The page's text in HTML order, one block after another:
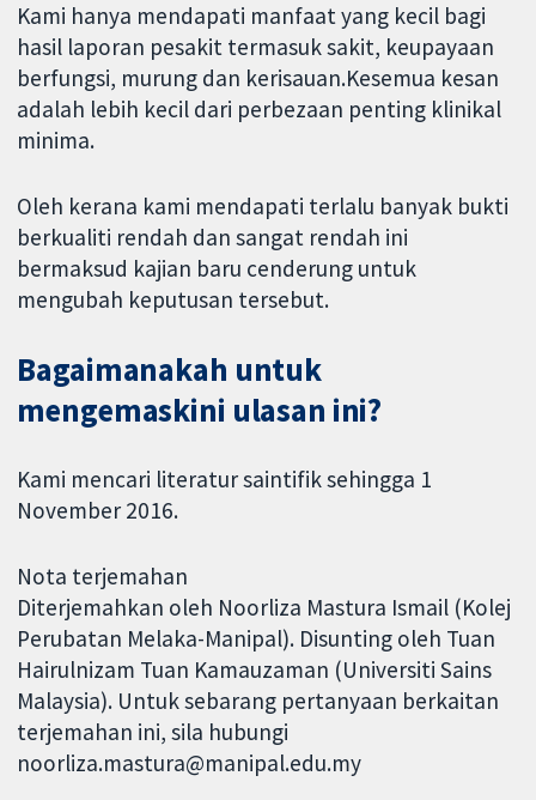
Kami hanya mendapati manfaat yang kecil bagi
hasil laporan pesakit termasuk sakit, keupayaan
berfungsi, murung dan kerisauan.Kesemua kesan
adalah lebih kecil dari perbezaan penting klinikal
minima.
Oleh kerana kami mendapati terlalu banyak bukti
berkualiti rendah dan sangat rendah ini
bermaksud kajian baru cenderung untuk
mengubah keputusan tersebut.
Bagaimanakah untuk
mengemaskini ulasan ini?
Kami mencari literatur saintifik sehingga 1
November 2016.
Nota terjemahan
Diterjemahkan oleh Noorliza Mastura Ismail (Kolej
Perubatan Melaka-Manipal). Disunting oleh Tuan
Hairulnizam Tuan Kamauzaman (Universiti Sains
Malaysia). Untuk sebarang pertanyaan berkaitan
terjemahan ini, sila hubungi
noorliza.mastura@manipal.edu.my